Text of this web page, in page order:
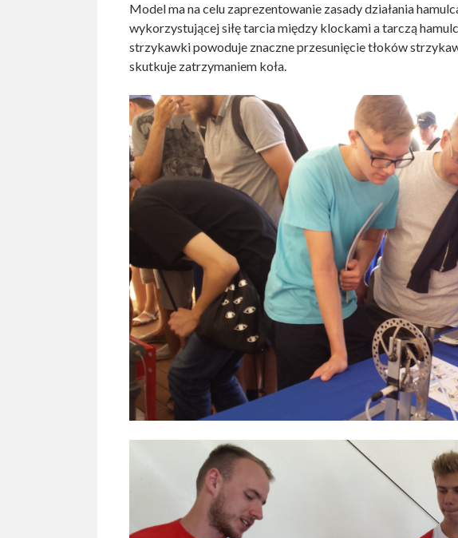
Model ma na celu zaprezentowanie zasady działania
wykorzystującej siłę tarcia między klockami a tarczą
strzykawki powoduje znaczne przesunięcie tłoków
skutkuje zatrzymaniem koła.